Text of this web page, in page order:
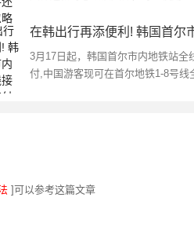
件，即使源文件比目标...
3月17日起，韩国首尔市内地铁站全
付,中国游客现可在首尔地铁1-8号线
]可以参考这篇文章